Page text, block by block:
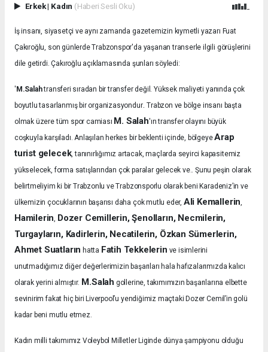
Erkek| Kadın (Haberi Sesli Oku)
İş insanı, siyasetçi ve aynı zamanda gazetemizin kıymetli yazarı Fuat
Çakıroğlu, son günlerde Trabzonspor'da yaşanan transerle ilgili görüşlerini
dile getirdi. Çakıroğlu açıklamasında şunları söyledi:
' M.Salahtransferi sıradan bir transfer değil. Yüksek maliyeti yanında çok
boyutlu tasarlanmış bir organizasyondur.Trabzon ve bölge insanı başta
olmak üzere tüm spor camiası M. Salah'ın transfer olayını büyük
coşkuyla karşıladı.Anlaşılan herkes bir beklenti içinde, bölgeyeArap
turist gelecek, tanınırlığımız artacak, maçlarda seyirci kapasitemiz
yükselecek, forma satışlarından çok paralar gelecek ve.. Şunu peşin olarak
belirtmeliyim ki bir Trabzonlu ve Trabzonsporlu olarak beni Karadeniz’in ve
ülkemizin çocuklarının başarısı daha çok mutlu eder, Ali Kemallerin,
Hamilerin, Dozer Cemillerin, Şenolların, Necmilerin,
Turgayların, Kadirlerin, Necatilerin, Özkan Sümerlerin,
Ahmet Suatların hatta Fatih Tekkelerin ve isimlerini
unutmadığımız diğer değerlerimizin başarıları hala hafızalarımızda kalıcı
olarak yerini almıştır. M.Salah gollerine, takımımızın başarılarına elbette
sevinirim fakat hiç biri Liverpool’u yendiğimiz maçtaki Dozer Cemil’in golü
kadar beni mutlu etmez.
Kadın milli takımımız Voleybol Milletler Liginde dünya şampiyonu olduğu